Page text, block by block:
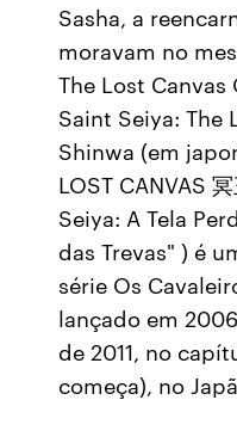
Sasha, a
moravam no
The Lost
Saint Seiya: The
Shinwa (em
LOST CANVAS
Seiya: A Tela
das Trevas" ) é
série Os
lançado em
de 2011, no
começa), no